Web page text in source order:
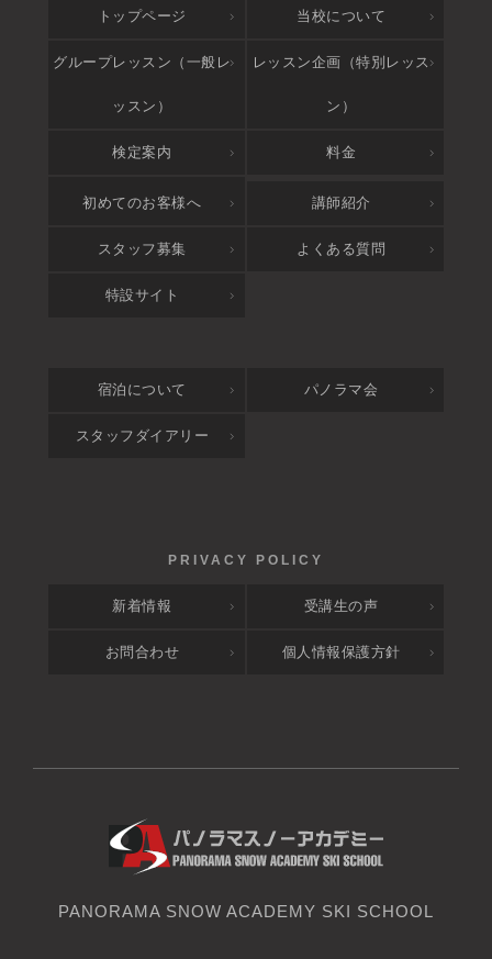
トップページ 当校について
グループレッスン（一般レ
ッスン）
レッスン企画（特別レッス
ン）
検定案内 料金
アクセス
初めてのお客様へ 講師紹介
スタッフ募集 よくある質問
特設サイト
宿泊について パノラマ会
スタッフダイアリー
新着情報 受講生の声
お問合わせ 個人情報保護方針
PANORAMA SNOW ACADEMY SKI SCHOOL